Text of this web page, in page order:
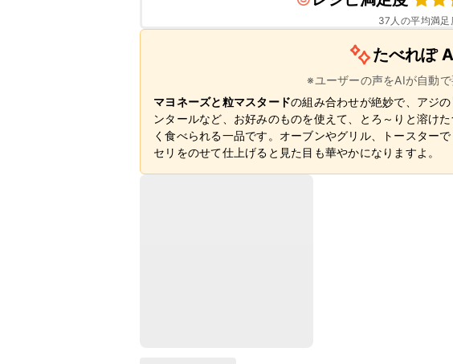
37 人の平均満足
たべれぽ
※ユーザーの声をAIが自動
マヨネーズと粒マスタードの組み合わせが絶妙で、アジ
ンタールなど、お好みのものを使えて、とろ～りと溶け
く食べられる一品です。オーブンやグリル、トースターで
セリをのせて仕上げると見た目も華やかになりますよ。